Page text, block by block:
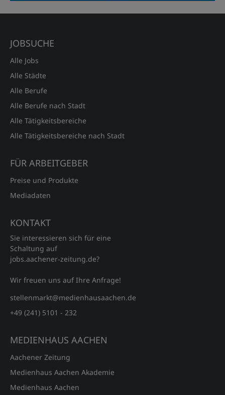
JOBSUCHE
Alle Jobs
Alle Städte
Alle Berufe
Alle Berufe nach Stadt
Alle Tätigkeitsbereiche
Alle Tätigkeitsbereiche nach Stadt
FÜR ARBEITGEBER
Preise und Produkte
Mediadaten
KONTAKT
Sie interessieren sich für eine
Schaltung auf
jobs.aachener‑zeitung.de?
Wir freuen uns auf Ihre Anfrage!
stellenmarkt@medienhausaachen.de
+49 (241) 5101 - 232
MEDIENHAUS AACHEN
Aachener Zeitung
Medienhaus Aachen Akademie
Medienhaus Aachen